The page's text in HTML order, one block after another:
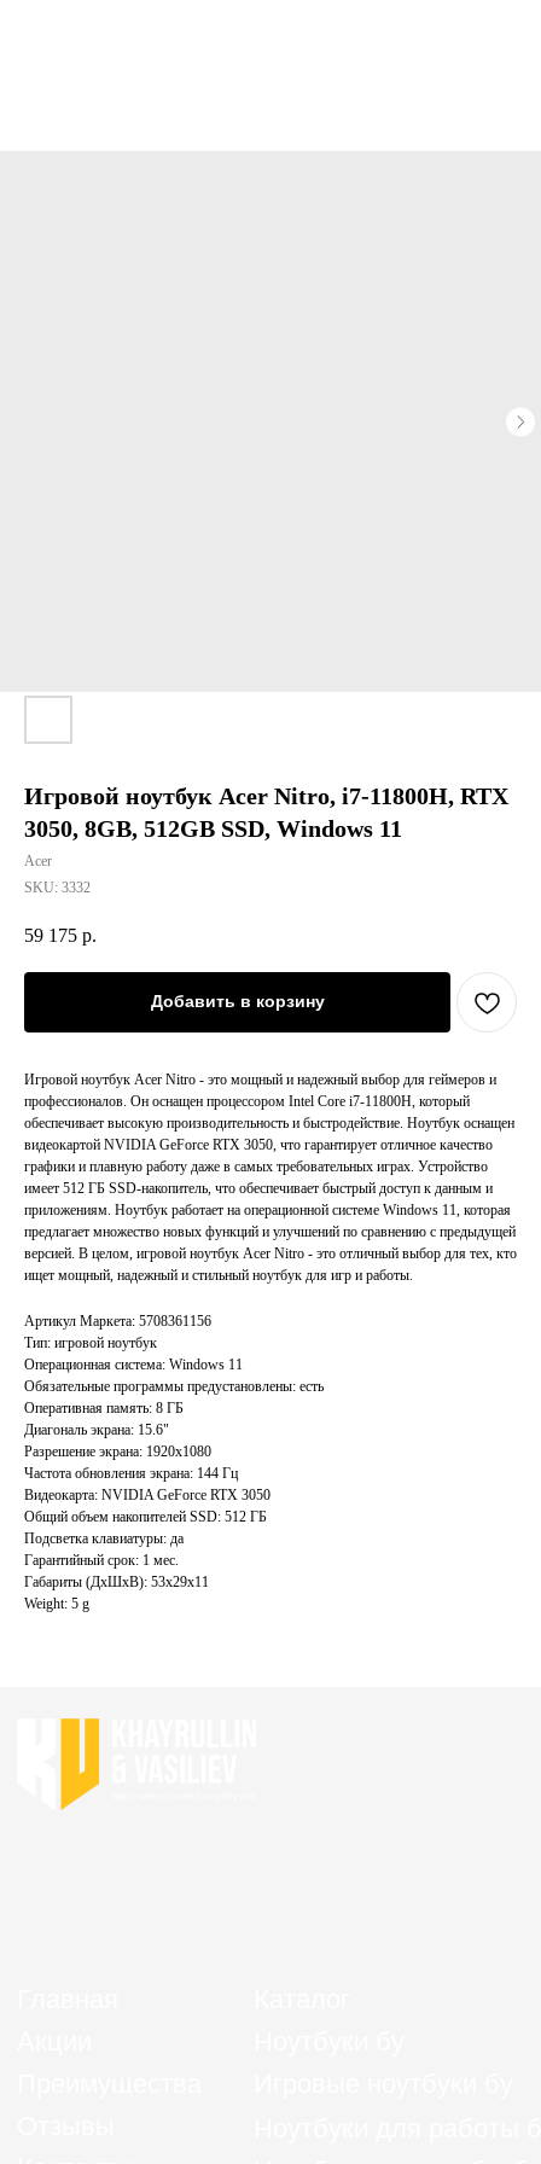
Игровой ноутбук Acer Nitro, i7-11800H, RTX
3050, 8GB, 512GB SSD, Windows 11
Acer
SKU: 3332
59 175 р.
Добавить в корзину
Игровой ноутбук Acer Nitro - это мощный и надежный выбор для геймеров и
профессионалов. Он оснащен процессором Intel Core i7-11800H, который
обеспечивает высокую производительность и быстродействие. Ноутбук оснащен
видеокартой NVIDIA GeForce RTX 3050, что гарантирует отличное качество
графики и плавную работу даже в самых требовательных играх. Устройство
имеет 512 ГБ SSD-накопитель, что обеспечивает быстрый доступ к данным и
приложениям. Ноутбук работает на операционной системе Windows 11, которая
предлагает множество новых функций и улучшений по сравнению с предыдущей
версией. В целом, игровой ноутбук Acer Nitro - это отличный выбор для тех, кто
ищет мощный, надежный и стильный ноутбук для игр и работы.
Артикул Маркета: 5708361156
Тип: игровой ноутбук
Операционная система: Windows 11
Обязательные программы предустановлены: есть
Оперативная память: 8 ГБ
Диагональ экрана: 15.6"
Разрешение экрана: 1920x1080
Частота обновления экрана: 144 Гц
Видеокарта: NVIDIA GeForce RTX 3050
Общий объем накопителей SSD: 512 ГБ
Подсветка клавиатуры: да
Гарантийный срок: 1 мес.
Габариты (ДхШхВ): 53x29x11
Weight: 5 g
ИП Хайруллин Ильдар Тагирович
Главная
Акции
Контакты
Преимущества
Отзывы
Ноутбуки бу
Игровые ноутбуки бу
Ноутбуки для работы бу
Ноутбуки для учебы бу